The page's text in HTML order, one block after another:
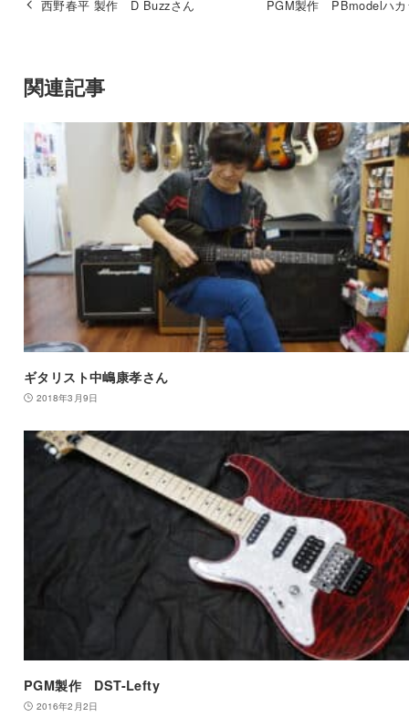
西野春平 製作 D Buzzさん PGM製作 PBmodelハカ
関連記事
ギタリスト中嶋康孝さん
2018年3月9日
PGM製作 DST-Lefty
2016年2月2日